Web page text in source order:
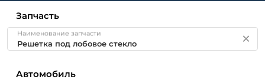
Запчасть
Наименование запчасти
Автомобиль